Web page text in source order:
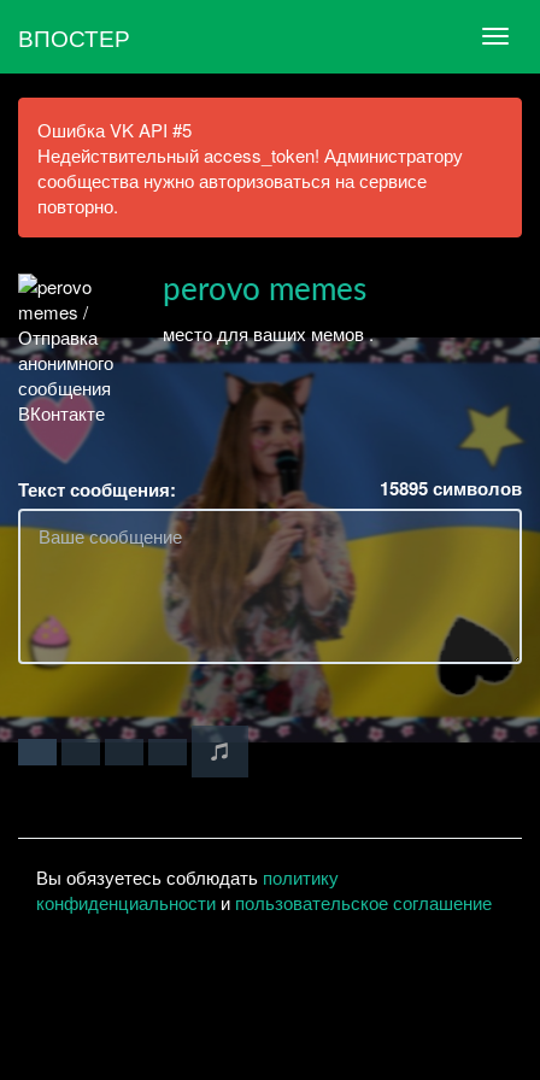
ВПОСТЕР
Ошибка VK API #5
Недействительный access_token! Администратору
сообщества нужно авторизоваться на сервисе
повторно.
perovo memes
место для ваших мемов .
Текст сообщения: 15895символов
Вы обязуетесь соблюдать политику
конфиденциальности и пользовательское соглашение